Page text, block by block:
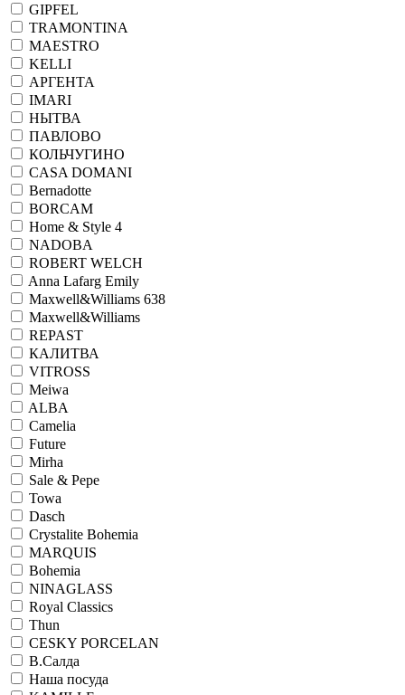
GIPFEL
TRAMONTINA
MAESTRO
KELLI
АРГЕНТА
IMARI
НЫТВА
ПАВЛОВО
КОЛЬЧУГИНО
CASA DOMANI
Bernadotte
BORCAM
Home & Style 4
NADOBA
ROBERT WELCH
Anna Lafarg Emily
Maxwell&Williams 638
Maxwell&Williams
REPAST
КАЛИТВА
VITROSS
Meiwa
ALBA
Camelia
Future
Mirha
Sale & Pepe
Towa
Dasch
Crystalite Bohemia
MARQUIS
Bohemia
NINAGLASS
Royal Classics
Thun
CESKY PORCELAN
В.Салда
Наша посуда